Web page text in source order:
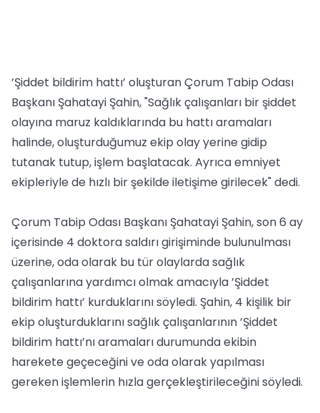
’Şiddet bildirim hattı’ oluşturan Çorum Tabip Odası
Başkanı Şahatayi Şahin, "Sağlık çalışanları bir şiddet
olayına maruz kaldıklarında bu hattı aramaları
halinde, oluşturduğumuz ekip olay yerine gidip
tutanak tutup, işlem başlatacak. Ayrıca emniyet
ekipleriyle de hızlı bir şekilde iletişime girilecek" dedi.
Çorum Tabip Odası Başkanı Şahatayi Şahin, son 6 ay
içerisinde 4 doktora saldırı girişiminde bulunulması
üzerine, oda olarak bu tür olaylarda sağlık
çalışanlarına yardımcı olmak amacıyla ’Şiddet
bildirim hattı’ kurduklarını söyledi. Şahin, 4 kişilik bir
ekip oluşturduklarını sağlık çalışanlarının ’Şiddet
bildirim hattı’nı aramaları durumunda ekibin
harekete geçeceğini ve oda olarak yapılması
gereken işlemlerin hızla gerçekleştirileceğini söyledi.